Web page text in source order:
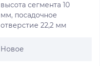
высота сегмента 10
мм, посадочное
отверстие 22,2 мм
Новое